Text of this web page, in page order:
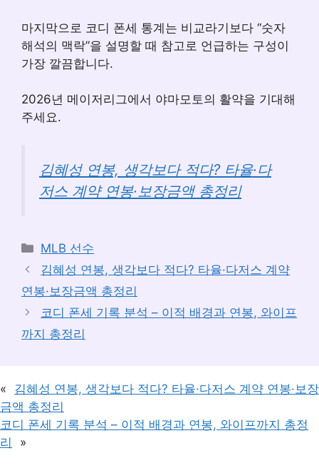
마지막으로 코디 폰세 통계는 비교라기보다 “숫자
해석의 맥락”을 설명할 때 참고로 언급하는 구성이
가장 깔끔합니다.
2026년 메이저리그에서 야마모토의 활약을 기대해
주세요.
김혜성 연봉, 생각보다 적다? 타율·다
저스 계약 연봉·보장금액 총정리
카
테
리
MLB 선수
김혜성 연봉, 생각보다 적다? 타율·다저스 계약
연봉·보장금액 총정리
코디 폰세 기록 분석 – 이적 배경과 연봉, 와이프
까지 총정리
«
김혜성 연봉, 생각보다 적다? 타율·다저스 계약 연봉·보장
금액 총정리
코디 폰세 기록 분석 – 이적 배경과 연봉, 와이프까지 총정
리
»